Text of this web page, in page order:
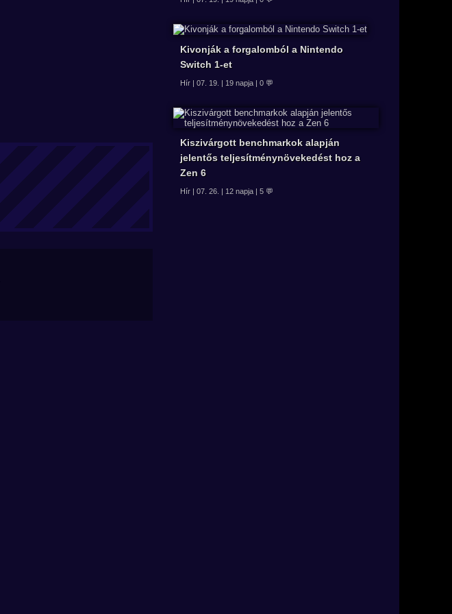
Kivonják a forgalomból a Nintendo
Switch 1-et
Hír | 07. 19. | 19 napja | 0 💬
Kiszivárgott benchmarkok alapján
jelentős teljesítménynövekedést hoz a
Zen 6
Hír | 07. 26. | 12 napja | 5 💬